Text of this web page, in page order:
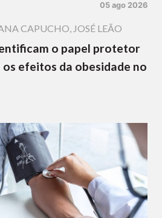
05 ago 2026
CAPUCHO, JOSÉ LEÃO
o papel protetor
efeitos da obesidade no